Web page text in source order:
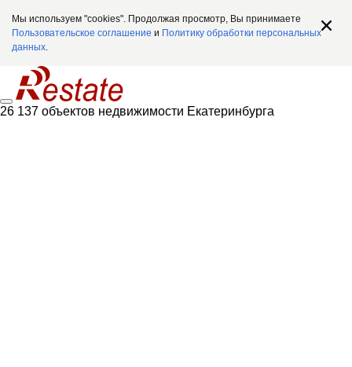
Мы используем "cookies". Продолжая просмотр, Вы принимаете
Пользовательское соглашение и Политику обработки персональных
данных.
26 137 объектов недвижимости Екатеринбурга